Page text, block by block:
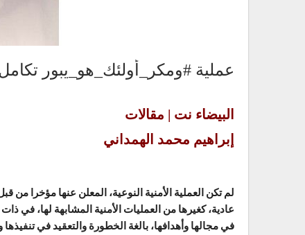
عملية #ومكر_أولئك_هو_يبور تكامل
البيضاء نت | مقالات
إبراهيم محمد الهمداني
لم تكن العملية الأمنية النوعية، المعلن عنها مؤخرا من
عادية، كغيرها من العمليات الأمنية المشابهة لها، في
في مجالها وأهدافها، بالغة الخطورة والتعقيد في